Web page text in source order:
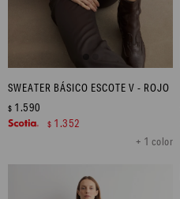
SWEATER BÁSICO ESCOTE V - ROJO
+ 1 color
$ 1.590
$ 1.352